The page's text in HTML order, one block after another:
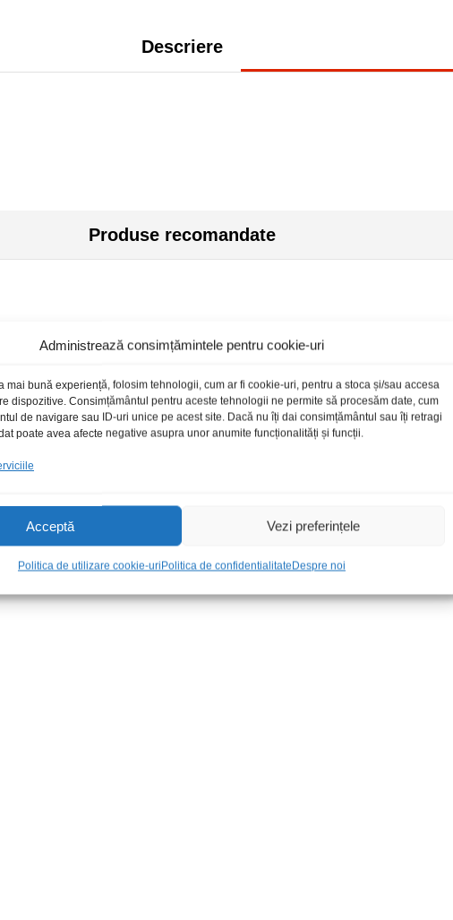
Administrează consimțămintele pentru cookie-uri
mai bună experiență, folosim tehnologii, cum ar fi cookie-uri, pentru a stoca și/sau accesa
dispozitive. Consimțământul pentru aceste tehnologii ne permite să procesăm date, cum
de navigare sau ID-uri unice pe acest site. Dacă nu îți dai consimțământul sau îți retragi
poate avea afecte negative asupra unor anumite funcționalități și funcții.
Acceptă Vezi preferințele
Politica de utilizare cookie-uriPolitica de confidentialitateDespre noi
Descriere
Produse recomandate
1080p
50,00lei/Buc
Splitter HDMI 8c 1.4a cu
amplificare 4k 30Hz
130,00